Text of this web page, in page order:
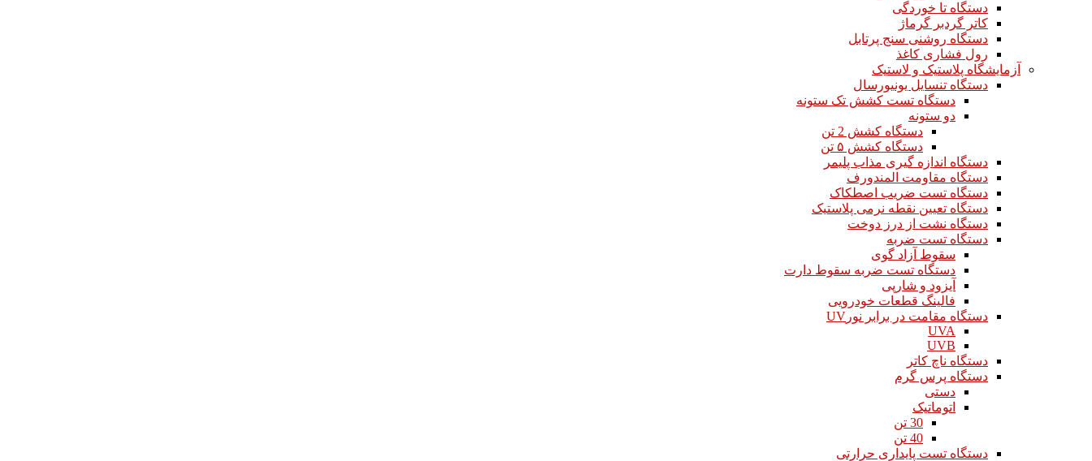
دستگاه تا خوردگی
کاتر گردبر گرماژ
دستگاه روشنی سنج پرتابل
رول فشاری کاغذ
آزمایشگاه پلاستیک و لاستیک
دستگاه تنسایل یونیورسال
دستگاه تست کشش تک ستونه
دو ستونه
دستگاه کشش 2 تن
دستگاه کشش ۵ تن
دستگاه اندازه گیری مذاب پلیمر
دستگاه مقاومت المندورف
دستگاه تست ضریب اصطکاک
دستگاه تعیین نقطه نرمی پلاستیک
دستگاه نشت از درز دوخت
دستگاه تست ضربه
سقوط آزاد گوی
دستگاه تست ضربه سقوط دارت
آیزود و شارپی
فالینگ قطعات خودرویی
دستگاه مقامت در برابر نورUV
UVA
UVB
دستگاه ناچ کاتر
دستگاه پرس گرم
دستی
اتوماتیک
30 تن
40 تن
دستگاه تست پایداری حرارتی